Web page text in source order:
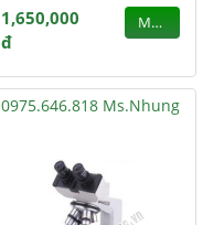
1,650,000
đ
MUA
0975.646.818 Ms.Nhung